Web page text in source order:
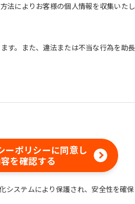
法によりお客様の個人情報を収集いた
す。また、違法または不当な行為を助
用、公表のため
ーポリシーに同意し
を確認する
システムにより保護され、安全性を確